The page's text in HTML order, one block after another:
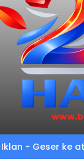
Iklan - Geser ke